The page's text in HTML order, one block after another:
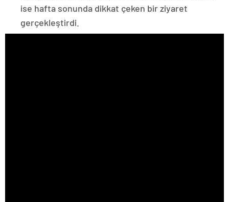
ise hafta sonunda dikkat çeken bir ziyaret
gerçekleştirdi.